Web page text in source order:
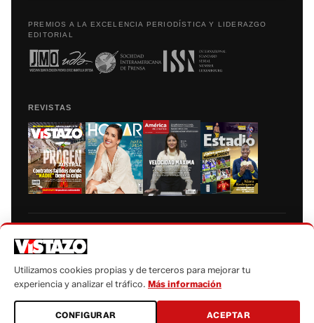
PREMIOS A LA EXCELENCIA PERIODÍSTICA Y LIDERAZGO
EDITORIAL
REVISTAS
autorización escrita de su titular, de todos los contenidos de Vistazo.com.
Utilizamos cookies propias y de terceros para mejorar tu
experiencia y analizar el tráfico. Más información
CONFIGURAR ACEPTAR